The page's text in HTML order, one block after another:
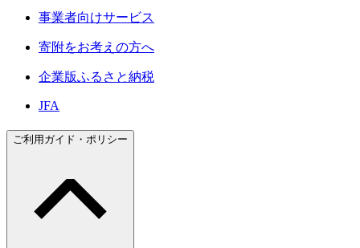
事業者向けサービス
寄附をお考えの方へ
企業版ふるさと納税
JFA
ご利用ガイド・ポリシー